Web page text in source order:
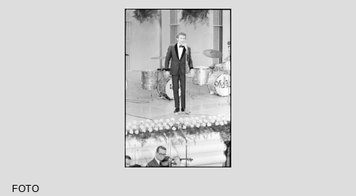
FOTO